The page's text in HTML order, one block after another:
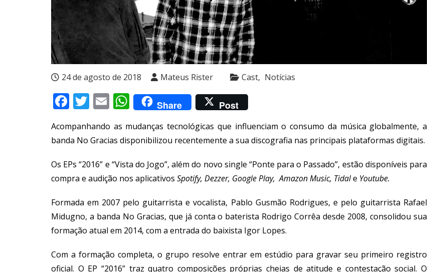
24 de agosto de 2018 Mateus Rister Cast Notícias
Facebook
Twitter
EmailWhatsApp
Share Post
Acompanhando as mudanças tecnológicas que influenciam o consumo da música globalmente, a
banda No Gracias disponibilizou recentemente a sua discografia nas principais plataformas digitais.
Os EPs “2016” e “Vista do Jogo”, além do novo single “Ponte para o Passado”, estão disponíveis para
compra e audição nos aplicativos Spotify, Dezzer, Google Play,Amazon Music, Tidale Youtube.
Formada em 2007 pelo guitarrista e vocalista, Pablo Gusmão Rodrigues, e pelo guitarrista Rafael
Midugno, a banda No Gracias, que já conta o baterista Rodrigo Corrêa desde 2008, consolidou sua
formação atual em 2014, com a entrada do baixista Igor Lopes.
Com a formação completa, o grupo resolve entrar em estúdio para gravar seu primeiro registro
oficial. O EP “2016” traz quatro composições próprias cheias de atitude e contestação social. O